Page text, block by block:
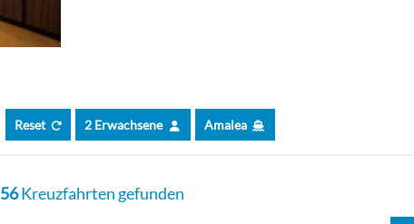
Reset 2 Erwachsene Amalea
56Kreuzfahrten gefunden